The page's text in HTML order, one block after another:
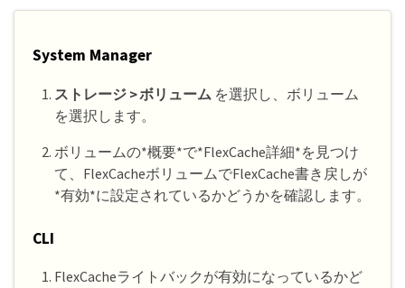
System Manager
ストレージ > ボリューム を選択し、ボリューム
を選択します。
ボリュームの*概要*で*FlexCache詳細*を見つけ
て、FlexCacheボリュームでFlexCache書き戻しが
*有効*に設定されているかどうかを確認します。
CLI
FlexCacheライトバックが有効になっているかど